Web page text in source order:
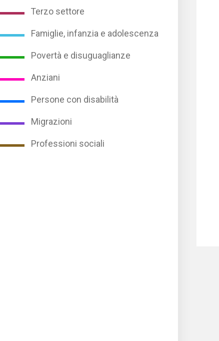
Terzo settore
Famiglie, infanzia e adolescenza
Povertà e disuguaglianze
Anziani
Persone con disabilità
Migrazioni
Professioni sociali